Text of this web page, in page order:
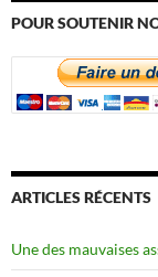
POUR SOUTENIR
ARTICLES RÉCENTS
Une des mauvaises